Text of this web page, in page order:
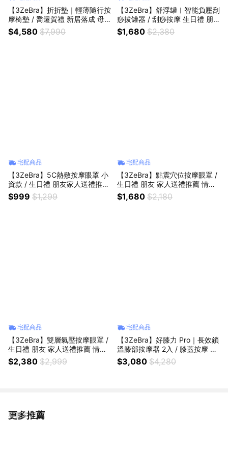
【3ZeBra】折折墊｜輕薄隨行按
摩椅墊 / 喬遷賀禮 新居落成 母
親節禮物 父親節禮物 生日禮物
孝親禮
$4,580 $7,990
【3ZeBra】舒浮罐︱智能負壓刮
痧拔罐器 / 刮痧按摩 生日禮 朋
友 家人送禮推薦 母親節禮物 父
親節禮物
$1,680 $2,380
宅配商品
【3ZeBra】5C熱敷按摩眼罩 小
資款 / 生日禮 朋友家人送禮推薦
情人節禮物 閨密禮 聖誕禮物 交
換禮物
$999 $1,299
宅配商品
【3ZeBra】點震穴位按摩眼罩 /
生日禮 朋友 家人送禮推薦 情人
節禮物
$1,680 $2,180
宅配商品
【3ZeBra】雙層氣壓按摩眼罩 /
生日禮 朋友 家人送禮推薦 情人
節禮物 閨密禮 交換禮物 母親節
禮物 父親節禮物
$2,380 $2,999
宅配商品
【3ZeBra】好膝力 Pro｜長效鎖
溫膝部按摩器 2入 / 膝蓋按摩 護
膝保養 好友 家人 長輩 生日禮 母
親節禮物 父親節禮物
$3,080 $4,280
更多推薦
看更多